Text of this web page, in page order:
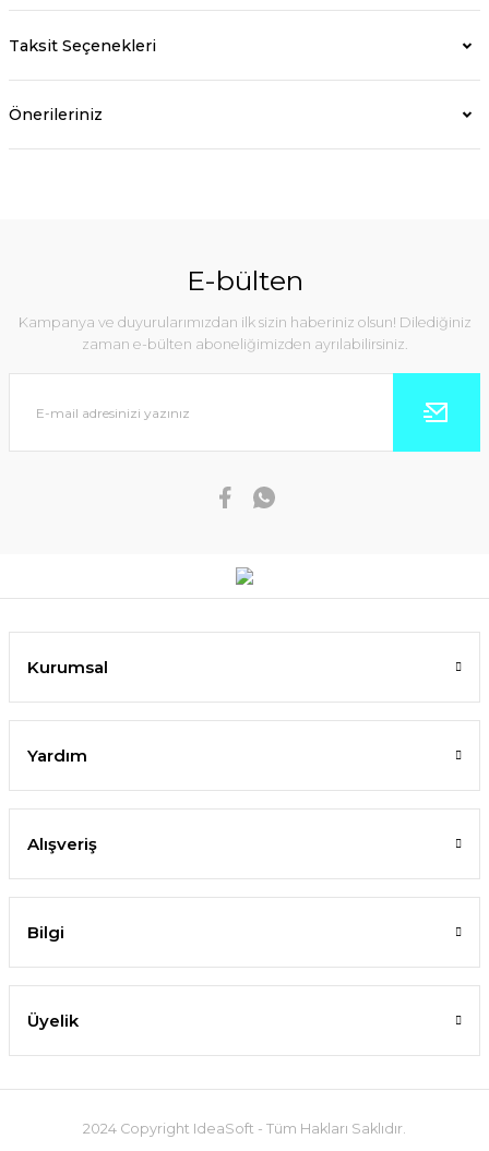
Taksit Seçenekleri
Önerileriniz
E-bülten
Kampanya ve duyurularımızdan ilk sizin haberiniz olsun! Dilediğiniz
zaman e-bülten aboneliğimizden ayrılabilirsiniz.
Kurumsal
Yardım
Alışveriş
Bilgi
Üyelik
2024 Copyright IdeaSoft - Tüm Hakları Saklıdır.